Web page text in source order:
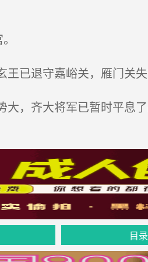
已退守嘉峪关，雁门关失
，齐大将军已暂时平息
目录